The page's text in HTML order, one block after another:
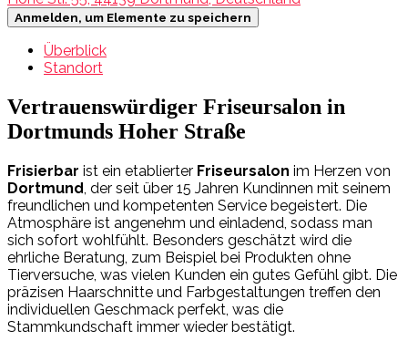
Anmelden, um Elemente zu speichern
Überblick
Standort
Vertrauenswürdiger Friseursalon in
Dortmunds Hoher Straße
Frisierbar ist ein etablierter Friseursalon im Herzen von
Dortmund, der seit über 15 Jahren Kundinnen mit seinem
freundlichen und kompetenten Service begeistert. Die
Atmosphäre ist angenehm und einladend, sodass man
sich sofort wohlfühlt. Besonders geschätzt wird die
ehrliche Beratung, zum Beispiel bei Produkten ohne
Tierversuche, was vielen Kunden ein gutes Gefühl gibt. Die
präzisen Haarschnitte und Farbgestaltungen treffen den
individuellen Geschmack perfekt, was die
Stammkundschaft immer wieder bestätigt.